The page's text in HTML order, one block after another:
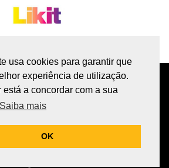
usa cookies para garantir que
experiência de utilização.
está a concordar com a sua
Saiba mais
OK
DE PRIVACIDADE
RECLAMAÇÕES ONLINE
©Todos os direitos reservados